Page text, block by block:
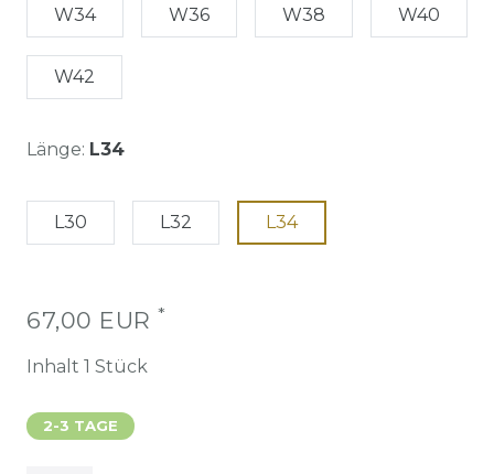
W34 W36 W38 W40
W42
Länge: L34
L30 L32 L34
67,00 EUR *
Inhalt 1 Stück
2-3 TAGE